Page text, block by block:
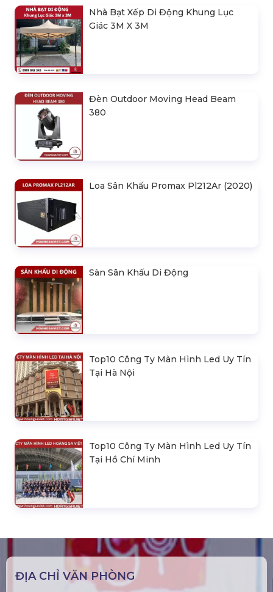
Nhà Bạt Xếp Di Động Khung Lục
Giác 3M X 3M
Đèn Outdoor Moving Head Beam
380
Loa Sân Khấu Promax Pl212Ar (2020)
Sàn Sân Khấu Di Động
Top10 Công Ty Màn Hình Led Uy Tín
Tại Hà Nội
Top10 Công Ty Màn Hình Led Uy Tín
Tại Hồ Chí Minh
ĐỊA CHỈ VĂN PHÒNG